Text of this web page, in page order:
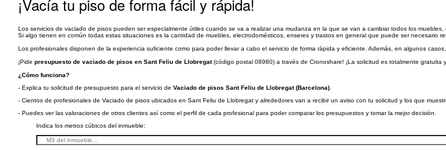
¡Vacía tu piso de forma fácil y rápida!
Los servicios de vaciado de pisos pueden ser especialmente útiles cuando se va a realizar una mudanza en la que se van a cambiar todos los
Si algo tienen en común todas estas situaciones es la cantidad de muebles, electrodomésticos, enseres y trastos en general que puede ser necesario
Los profesionales disponen de la experiencia suficiente como para poder llevar a cabo el servicio de forma rápida y eficiente. Además, en algunos
¡Pide presupuesto de vaciado de pisos en Sant Feliu de Llobregat(código postal 08980) a través de Cronoshare! ¡La solicitud es totalmente gratuita
¿Cómo funciona?
- Explica tu solicitud de presupuesto para el servicio de Vaciado de pisos Sant Feliu de Llobregat (Barcelona)
- Cientos de profesionales de Vaciado de pisos ubicados en Sant Feliu de Llobregat y alrededores van a recibir un aviso con tu solicitud y los que
- Puedes ver las valoraciones de otros clientes así como el perfil de cada profesional para poder comparar los presupuestos y tomar la mejor decisión.
Indica los metros cúbicos del inmueble: